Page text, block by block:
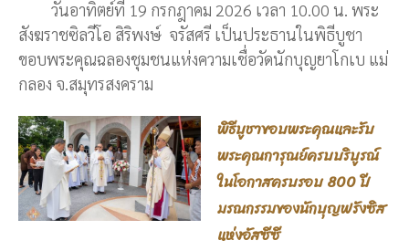
วันอาทิตย์ที่ 19 กรกฎาคม 2026 เวลา 10.00 น. พระ
สังฆราชซิลวีโอ สิริพงษ์ จรัสศรี เป็นประธานในพิธีบูชา
ขอบพระคุณฉลองชุมชนแห่งความเชื่อวัดนักบุญยาโกเบ แม่
กลอง จ.สมุทรสงคราม
พิธีบูชาขอบพระคุณและรับ
พระคุณการุณย์ครบบริบูรณ์
ในโอกาสครบรอบ 800 ปี
มรณกรรมของนักบุญฟรังซิส
แห่งอัสซีซี